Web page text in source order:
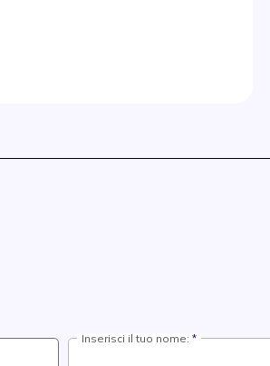
Inserisci il tuo nome: